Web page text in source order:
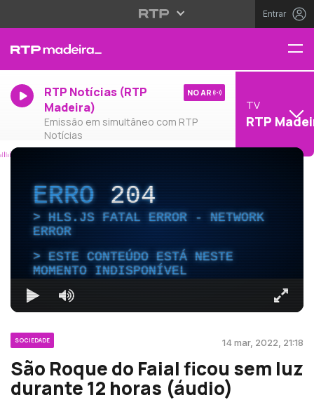
Entrar
RTP Notícias (RTP
Madeira)
Emissão em simultâneo com RTP
Notícias
NO AR
TV
RTP
ERRO204
HLS.JS FATAL ERROR - NETWORK
ERROR
ESTE CONTEÚDO ESTÁ NESTE
MOMENTO INDISPONÍVEL
SOCIEDADE 14 mar, 2022, 21:18
São Roque do Faial ficou sem luz
durante 12 horas (áudio)